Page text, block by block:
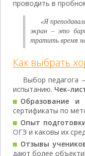
проводить в
«Я
экран – это
тратить время
Как выбрать
Выбор педагога
испытанию. Чек-
Образование и
сертификаты по
Опыт
ОГЭ и каковы их
Отзывы
дают более